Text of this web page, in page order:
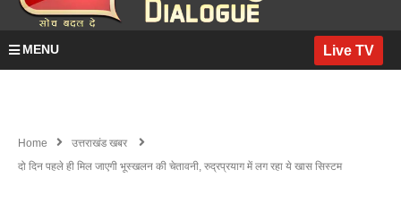
MENU Live TV
Home
उत्तराखंड खबर
दो दिन पहले ही मिल जाएगी भूस्खलन की चेतावनी, रुद्रप्रयाग में लग रहा ये खास सिस्टम